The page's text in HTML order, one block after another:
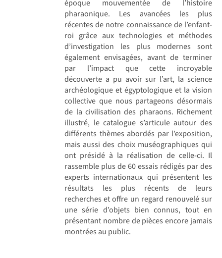
époque mouvementée de l’histoire
pharaonique. Les avancées les plus
récentes de notre connaissance de l’enfant-
roi grâce aux technologies et méthodes
d’investigation les plus modernes sont
également envisagées, avant de terminer
par l’impact que cette incroyable
découverte a pu avoir sur l’art, la science
archéologique et égyptologique et la vision
collective que nous partageons désormais
de la civilisation des pharaons. Richement
illustré, le catalogue s’articule autour des
différents thèmes abordés par l’exposition,
mais aussi des choix muséographiques qui
ont présidé à la réalisation de celle-ci. Il
rassemble plus de 60 essais rédigés par des
experts internationaux qui présentent les
résultats les plus récents de leurs
recherches et offre un regard renouvelé sur
une série d’objets bien connus, tout en
présentant nombre de pièces encore jamais
montrées au public.